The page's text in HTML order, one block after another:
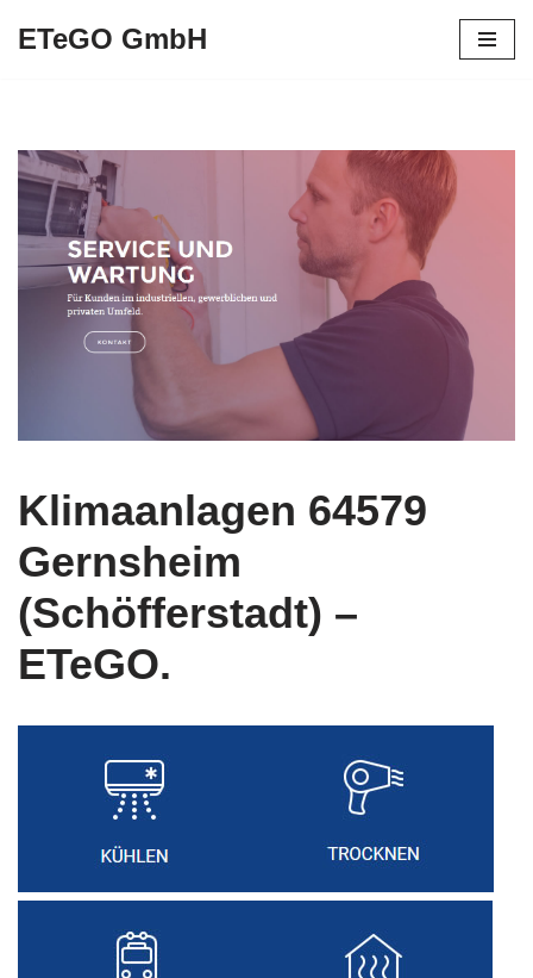
ETeGO GmbH
Klimaanlagen 64579
Gernsheim
(Schöfferstadt) –
ETeGO.